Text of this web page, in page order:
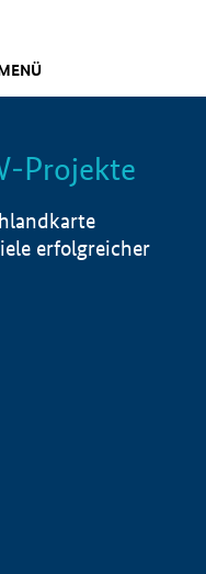
Info
Projekte
erfolgreicher